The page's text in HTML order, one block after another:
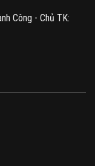
Công - Chủ TK: